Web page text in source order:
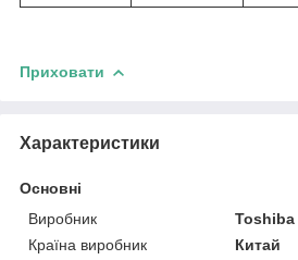
Приховати
Характеристики
Основні
Виробник
Toshiba
Країна виробник
Китай